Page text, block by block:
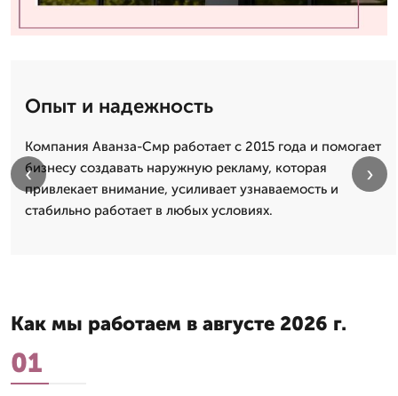
Опыт и надежность
Компания Аванза-Смр работает с 2015 года и помогает
бизнесу создавать наружную рекламу, которая
привлекает внимание, усиливает узнаваемость и
стабильно работает в любых условиях.
‹ ›
Как мы работаем в августе 2026 г.
01